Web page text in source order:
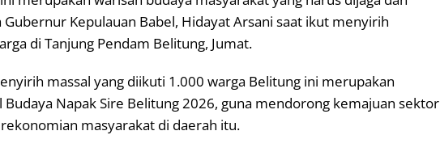
Gubernur Kepulauan Babel, Hidayat Arsani saat ikut menyirih
di Tanjung Pendam Belitung, Jumat.
massal yang diikuti 1.000 warga Belitung ini merupakan
Budaya Napak Sire Belitung 2026, guna mendorong kemajuan sektor
masyarakat di daerah itu.